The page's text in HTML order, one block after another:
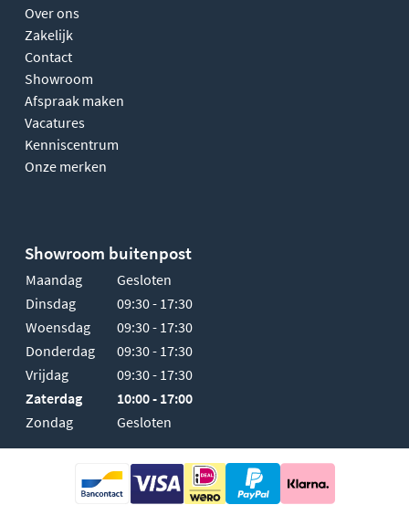
Over ons
Zakelijk
Contact
Showroom
Afspraak maken
Vacatures
Kenniscentrum
Onze merken
Showroom buitenpost
Maandag
Gesloten
Dinsdag
09:30 - 17:30
Woensdag
09:30 - 17:30
Donderdag
09:30 - 17:30
Vrijdag
09:30 - 17:30
Zaterdag
10:00 - 17:00
Zondag
Gesloten